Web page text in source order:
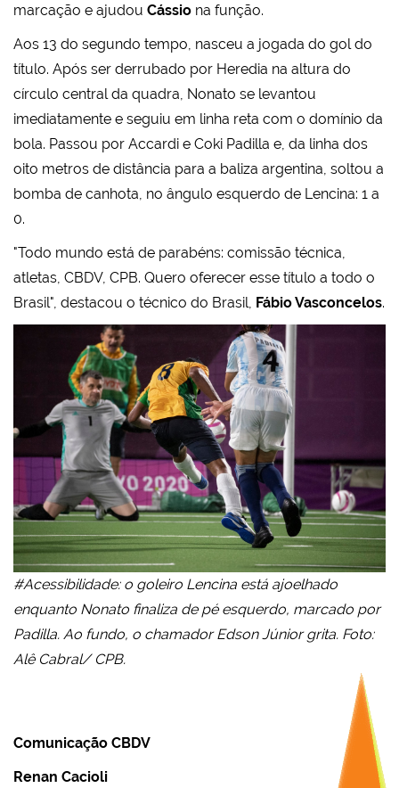
marcação e ajudou Cássio na função.
Aos 13 do segundo tempo, nasceu a jogada do gol do
título. Após ser derrubado por Heredia na altura do
círculo central da quadra, Nonato se levantou
imediatamente e seguiu em linha reta com o domínio da
bola. Passou por Accardi e Coki Padilla e, da linha dos
oito metros de distância para a baliza argentina, soltou a
bomba de canhota, no ângulo esquerdo de Lencina: 1 a
0.
"Todo mundo está de parabéns: comissão técnica,
atletas, CBDV, CPB. Quero oferecer esse título a todo o
Brasil", destacou o técnico do Brasil, Fábio Vasconcelos.
#Acessibilidade: o goleiro Lencina está ajoelhado
enquanto Nonato finaliza de pé esquerdo, marcado por
Padilla. Ao fundo, o chamador Edson Júnior grita. Foto:
Alê Cabral/ CPB.
Comunicação CBDV
Renan Cacioli